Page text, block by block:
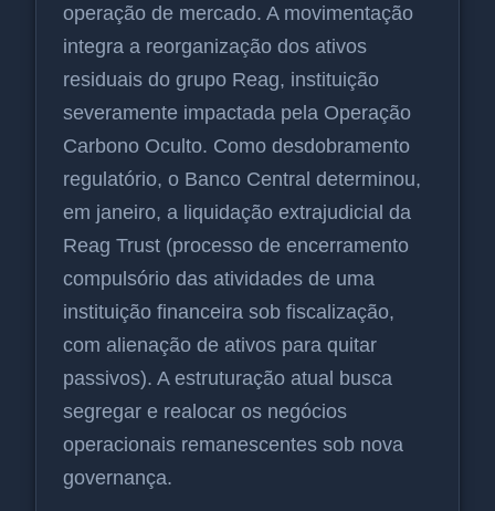
operação de mercado. A movimentação
integra a reorganização dos ativos
residuais do grupo Reag, instituição
severamente impactada pela Operação
Carbono Oculto. Como desdobramento
regulatório, o Banco Central determinou,
em janeiro, a liquidação extrajudicial da
Reag Trust (processo de encerramento
compulsório das atividades de uma
instituição financeira sob fiscalização,
com alienação de ativos para quitar
passivos). A estruturação atual busca
segregar e realocar os negócios
operacionais remanescentes sob nova
governança.